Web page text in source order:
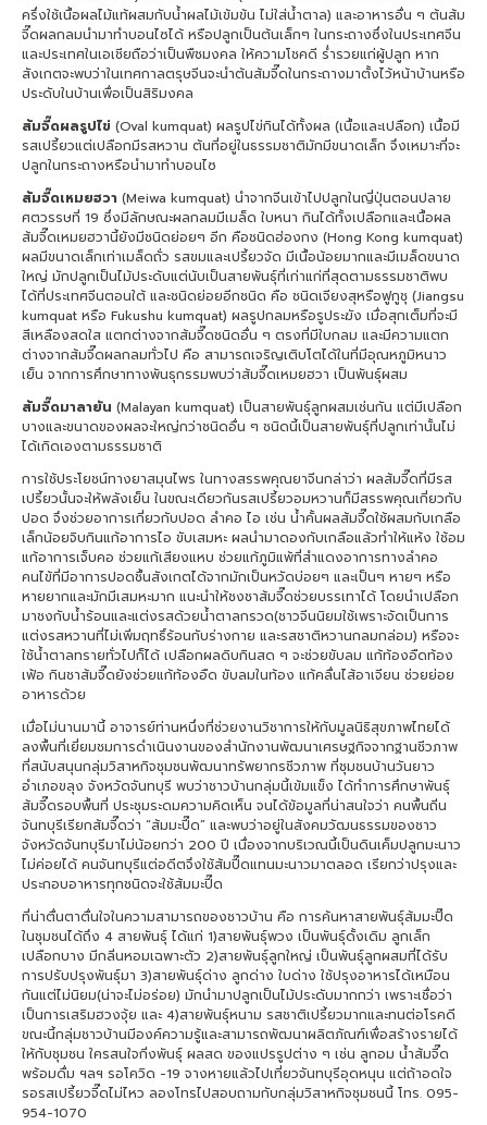
ครึ่งใช้เนื้อผลไม้แท้ผสมกับน้ำผลไม้เข้มข้น ไม่ใส่น้ำตาล) และอาหารอื่น ๆ ต้นส้ม
จี๊ดผลกลมนำมาทำบอนไซได้ หรือปลูกเป็นต้นเล็กๆ ในกระถางซึ่งในประเทศจีน
และประเทศในเอเชียถือว่าเป็นพืชมงคล ให้ความโชคดี ร่ำรวยแก่ผู้ปลูก หาก
สังเกตจะพบว่าในเทศกาลตรุษจีนจะนำต้นส้มจี๊ดในกระถางมาตั้งไว้หน้าบ้านหรือ
ประดับในบ้านเพื่อเป็นสิริมงคล
ส้มจี๊ดผลรูปไข่ (Oval kumquat) ผลรูปไข่กินได้ทั้งผล (เนื้อและเปลือก) เนื้อมี
รสเปรี้ยวแต่เปลือกมีรสหวาน ต้นที่อยู่ในธรรมชาติมักมีขนาดเล็ก จึงเหมาะที่จะ
ปลูกในกระถางหรือนำมาทำบอนไซ
ส้มจี๊ดเหมยฮวา (Meiwa kumquat) นำจากจีนเข้าไปปลูกในญี่ปุ่นตอนปลาย
ศตวรรษที่ 19 ซึ่งมีลักษณะผลกลมมีเมล็ด ใบหนา กินได้ทั้งเปลือกและเนื้อผล
ส้มจี๊ดเหมยฮวานี้ยังมีชนิดย่อยๆ อีก คือชนิดฮ่องกง (Hong Kong kumquat)
ผลมีขนาดเล็กเท่าเมล็ดถั่ว รสขมและเปรี้ยวจัด มีเนื้อน้อยมากและมีเมล็ดขนาด
ใหญ่ มักปลูกเป็นไม้ประดับแต่นับเป็นสายพันธุ์ที่เก่าแก่ที่สุดตามธรรมชาติพบ
ได้ที่ประเทศจีนตอนใต้ และชนิดย่อยอีกชนิด คือ ชนิดเจียงสุหรือฟูกูชุ (Jiangsu
kumquat หรือ Fukushu kumquat) ผลรูปกลมหรือรูประฆัง เมื่อสุกเต็มที่จะมี
สีเหลืองสดใส แตกต่างจากส้มจี๊ดชนิดอื่น ๆ ตรงที่มีใบกลม และมีความแตก
ต่างจากส้มจี๊ดผลกลมทั่วไป คือ สามารถเจริญเติบโตได้ในที่มีอุณหภูมิหนาว
เย็น จากการศึกษาทางพันธุกรรมพบว่าส้มจี๊ดเหมยฮวา เป็นพันธุ์ผสม
ส้มจี๊ดมาลายัน (Malayan kumquat) เป็นสายพันธุ์ลูกผสมเช่นกัน แต่มีเปลือก
บางและขนาดของผลจะใหญ่กว่าชนิดอื่น ๆ ชนิดนี้เป็นสายพันธุ์ที่ปลูกเท่านั้นไม่
ได้เกิดเองตามธรรมชาติ
การใช้ประโยชน์ทางยาสมุนไพร ในทางสรรพคุณยาจีนกล่าว่า ผลส้มจี๊ดที่มีรส
เปรี้ยวนั้นจะให้พลังเย็น ในขณะเดียวกันรสเปรี้ยวอมหวานก็มีสรรพคุณเกี่ยวกับ
ปอด จึงช่วยอาการเกี่ยวกับปอด ลำคอ ไอ เช่น น้ำคั้นผลส้มจี๊ดใช้ผสมกับเกลือ
เล็กน้อยจิบกินแก้อาการไอ ขับเสมหะ ผลนำมาดองกับเกลือแล้วทำให้แห้ง ใช้อม
แก้อาการเจ็บคอ ช่วยแก้เสียงแหบ ช่วยแก้ภูมิแพ้ที่สำแดงอาการทางลำคอ
คนไข้ที่มีอาการปอดชื้นสังเกตได้จากมักเป็นหวัดบ่อยๆ และเป็นๆ หายๆ หรือ
หายยากและมักมีเสมหะมาก แนะนำให้ชงชาส้มจี๊ดช่วยบรรเทาได้ โดยนำเปลือก
มาชงกับน้ำร้อนและแต่งรสด้วยน้ำตาลกรวด(ชาวจีนนิยมใช้เพราะจัดเป็นการ
แต่งรสหวานที่ไม่เพิ่มฤทธิ์ร้อนกับร่างกาย และรสชาติหวานกลมกล่อม) หรือจะ
ใช้น้ำตาลทรายทั่วไปก็ได้ เปลือกผลดิบกินสด ๆ จะช่วยขับลม แก้ท้องอืดท้อง
เฟ้อ กินชาส้มจี๊ดยังช่วยแก้ท้องอืด ขับลมในท้อง แก้คลื่นไส้อาเจียน ช่วยย่อย
อาหารด้วย
เมื่อไม่นานมานี้ อาจารย์ท่านหนึ่งที่ช่วยงานวิชาการให้กับมูลนิธิสุขภาพไทยได้
ลงพื้นที่เยี่ยมชมการดำเนินงานของสำนักงานพัฒนาเศรษฐกิจจากฐานชีวภาพ
ที่สนับสนุนกลุ่มวิสาหกิจชุมชนพัฒนาทรัพยากรชีวภาพ ที่ชุมชนบ้านวันยาว
อำเภอขลุง จังหวัดจันทบุรี พบว่าชาวบ้านกลุ่มนี้เข้มแข็ง ได้ทำการศึกษาพันธุ์
ส้มจี๊ดรอบพื้นที่ ประชุมระดมความคิดเห็น จนได้ข้อมูลที่น่าสนใจว่า คนพื้นถิ่น
จันทบุรีเรียกส้มจี๊ดว่า “ส้มมะปี๊ด” และพบว่าอยู่ในสังคมวัฒนธรรมของชาว
จังหวัดจันทบุรีมาไม่น้อยกว่า 200 ปี เนื่องจากบริเวณนี้เป็นดินเค็มปลูกมะนาว
ไม่ค่อยได้ คนจันทบุรีแต่อดีตจึงใช้ส้มปี๊ดแทนมะนาวมาตลอด เรียกว่าปรุงและ
ประกอบอาหารทุกชนิดจะใช้ส้มมะปี๊ด
ที่น่าตื่นตาตื่นใจในความสามารถของชาวบ้าน คือ การค้นหาสายพันธุ์ส้มมะปิ๊ด
ในชุมชนได้ถึง 4 สายพันธุ์ ได้แก่ 1)สายพันธุ์พวง เป็นพันธุ์ดั้งเดิม ลูกเล็ก
เปลือกบาง มีกลิ่นหอมเฉพาะตัว 2)สายพันธุ์ลูกใหญ่ เป็นพันธุ์ลูกผสมที่ได้รับ
การปรับปรุงพันธุ์มา 3)สายพันธุ์ด่าง ลูกด่าง ใบด่าง ใช้ปรุงอาหารได้เหมือน
กันแต่ไม่นิยม(น่าจะไม่อร่อย) มักนำมาปลูกเป็นไม้ประดับมากกว่า เพราะเชื่อว่า
เป็นการเสริมฮวงจุ้ย และ 4)สายพันธุ์หนาม รสชาติเปรี้ยวมากและทนต่อโรคดี
ขณะนี้กลุ่มชาวบ้านมีองค์ความรู้และสามารถพัฒนาผลิตภัณฑ์เพื่อสร้างรายได้
ให้กับชุมชน ใครสนใจกิ่งพันธุ์ ผลสด ของแปรรูปต่าง ๆ เช่น ลูกอม น้ำส้มจี๊ด
พร้อมดื่ม ฯลฯ รอโควิด -19 จางหายแล้วไปเที่ยวจันทบุรีอุดหนุน แต่ถ้าอดใจ
รอรสเปรี้ยวจี๊ดไม่ไหว ลองโทรไปสอบถามกับกลุ่มวิสาหกิจชุมชนนี้ โทร. 095-
954-1070